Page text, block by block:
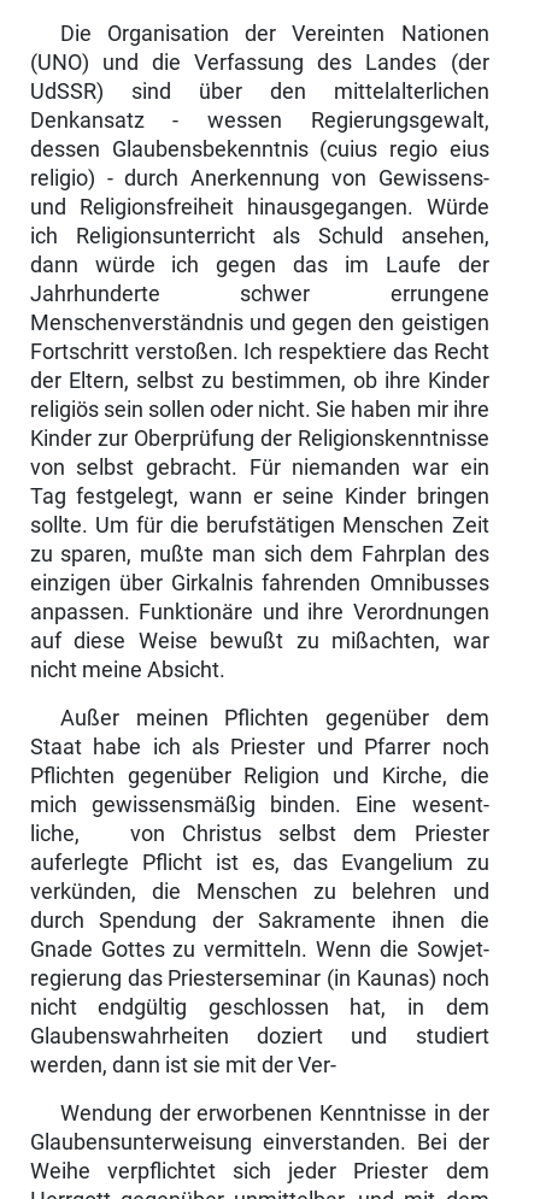
Die Organisation der Vereinten Nationen
(UNO) und die Verfassung des Landes (der
UdSSR) sind über den mittel­alterlichen
Denkansatz - wessen Regierungsgewalt,
dessen Glaubensbekenntnis (cuius regio eius
religio) - durch Anerkennung von Gewissens-
und Religionsfreiheit hinaus­gegangen. Würde
ich Religionsunterricht als Schuld an­sehen,
dann würde ich gegen das im Laufe der
Jahrhun­derte schwer errungene
Menschenverständnis und gegen den geistigen
Fortschritt verstoßen. Ich respektiere das Recht
der Eltern, selbst zu bestimmen, ob ihre Kinder
religiös sein sollen oder nicht. Sie haben mir ihre
Kinder zur Oberprüfung der Religionskenntnisse
von selbst gebracht. Für niemanden war ein
Tag festgelegt, wann er seine Kinder bringen
sollte. Um für die berufstätigen Menschen Zeit
zu sparen, mußte man sich dem Fahrplan des
einzigen über Girkalnis fahrenden Omnibusses
anpassen. Funktionäre und ihre Verordnungen
auf diese Weise bewußt zu mißachten, war
nicht meine Absicht.
Außer meinen Pflichten gegenüber dem
Staat habe ich als Priester und Pfarrer noch
Pflichten gegenüber Religion und Kirche, die
mich gewissensmäßig binden. Eine wesent­
liche, von Christus selbst dem Priester
auferlegte Pflicht ist es, das Evangelium zu
verkünden, die Men­schen zu belehren und
durch Spendung der Sakramente ihnen die
Gnade Gottes zu vermitteln. Wenn die Sowjet­
regierung das Priesterseminar (in Kaunas) noch
nicht endgültig geschlossen hat, in dem
Glaubenswahrheiten doziert und studiert
werden, dann ist sie mit der Ver-
Wendung der erworbenen Kenntnisse in der
Glaubensunter­weisung einverstanden. Bei der
Weihe verpflichtet sich jeder Priester dem